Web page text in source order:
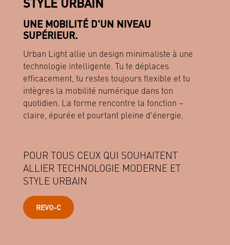
UNE MOBILITÉ D'UN NIVEAU
SUPÉRIEUR.
Urban Light allie un design minimaliste à une
technologie intelligente. Tu te déplaces
efficacement, tu restes toujours flexible et tu
intègres la mobilité numérique dans ton
quotidien. La forme rencontre la fonction –
claire, épurée et pourtant pleine d'énergie.
POUR TOUS CEUX QUI SOUHAITENT
ALLIER TECHNOLOGIE MODERNE ET
STYLE URBAIN
REVO-C